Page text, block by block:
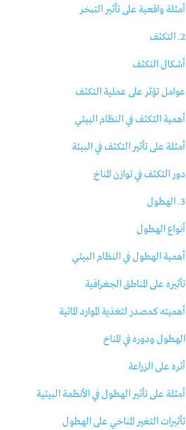
أمثلة واقعية على تأثير التبخر
2. التكثف
أشكال التكثف
عوامل تؤثر على عملية التكثف
أهمية التكثف في النظام البيئي
أمثلة على تأثير التكثف في البيئة
دور التكثف في توازن المناخ
3. الهطول
أنواع الهطول
أهمية الهطول في النظام البيئي
تأثيره على المناطق الجغرافية
أهميته كمصدر لتغذية الموارد المائية
الهطول ودوره في المناخ
أثره على الزراعة
أمثلة على تأثير الهطول في الأنظمة البيئية
تأثيرات التغير المناخي على الهطول